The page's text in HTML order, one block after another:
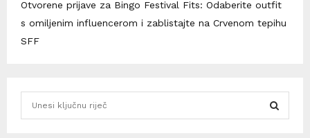
Otvorene prijave za Bingo Festival Fits: Odaberite outfit
s omiljenim influencerom i zablistajte na Crvenom tepihu
SFF